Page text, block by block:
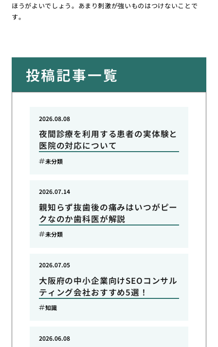
ほうがよいでしょう。あまり刺激が強いものはつけないことで
す。
投稿記事一覧
夜間診療を利用する患者の実体験と
医院の対応について
2026.08.08
未分類
親知らず抜歯後の痛みはいつがピー
クなのか歯科医が解説
2026.07.14
未分類
大阪府の中小企業向けSEOコンサル
ティング会社おすすめ5選！
2026.07.05
知識
2026.06.08